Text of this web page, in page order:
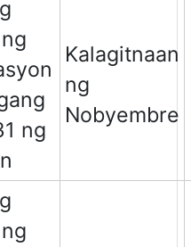
ng
Kalagitnaan
ng
Nobyembre